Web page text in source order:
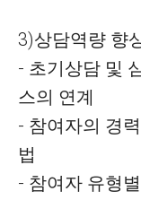
3)상담역량 향
- 초기상담 및
스의 연계
- 참여자의 경
법
- 참여자 유형